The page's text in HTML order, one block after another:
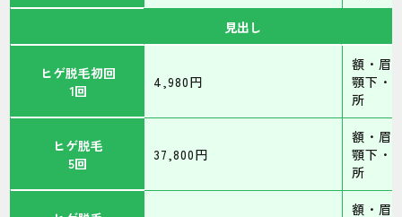
見出し
ヒゲ脱毛初回
1回
4,980円
額・眉
顎下・
所
ヒゲ脱毛
5回
37,800円
額・眉
顎下・
所
額・眉